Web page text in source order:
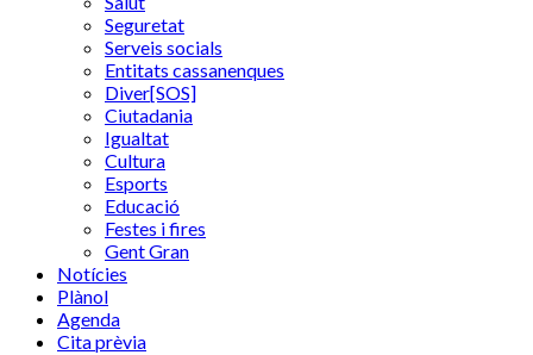
Seguretat
Serveis socials
Entitats cassanenques
Diver[SOS]
Ciutadania
Igualtat
Cultura
Esports
Educació
Festes i fires
Gent Gran
Notícies
Plànol
Agenda
Cita prèvia